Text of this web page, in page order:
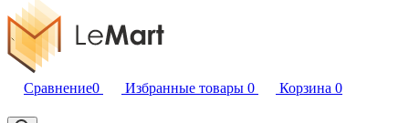
Сравнение0 Избранные товары 0 Корзина 0